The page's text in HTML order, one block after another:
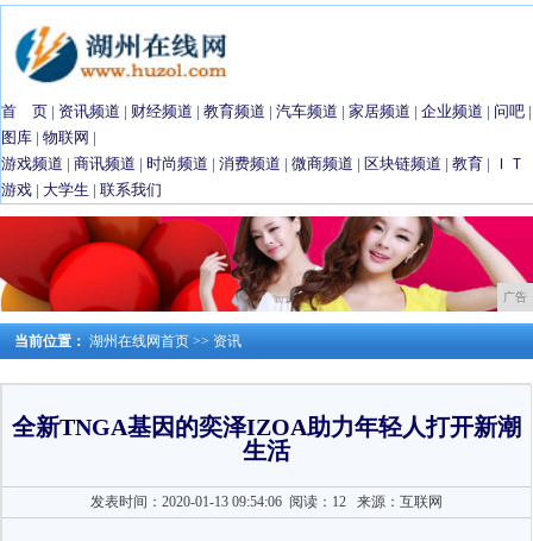
首 页 | 资讯频道 | 财经频道 | 教育频道 | 汽车频道 | 家居频道 | 企业频道 | 问吧 |
图库 | 物联网 |
游戏频道 | 商讯频道 | 时尚频道 | 消费频道 | 微商频道 | 区块链频道 | 教育 |
ＩＴ
游戏 | 大学生 | 联系我们
广告
当前位置： 湖州在线网首页 >> 资讯
全新TNGA基因的奕泽IZOA助力年轻人打开新潮
生活
发表时间：2020-01-13 09:54:06 阅读：12来源：互联网